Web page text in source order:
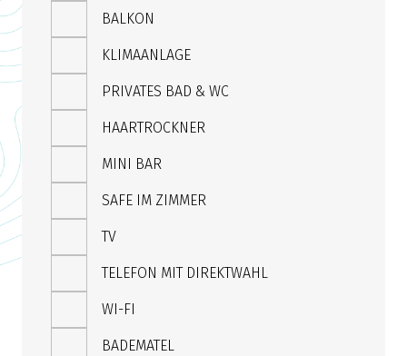
BALKON
KLIMAANLAGE
PRIVATES BAD & WC
HAARTROCKNER
MINI BAR
SAFE IM ZIMMER
TV
TELEFON MIT DIREKTWAHL
WI-FI
BADEMATEL